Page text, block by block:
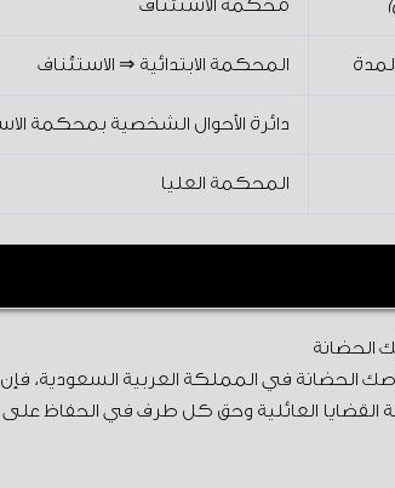
محكمة الاستئناف
المحكمة الابتدائية ⇒ الاستئناف
دائرة الأحوال الشخصية بمحكمة
المحكمة العليا
الحضانة
الحضانة في المملكة العربية السعودية،
القضايا العائلية وحق كل طرف في الحفاظ على